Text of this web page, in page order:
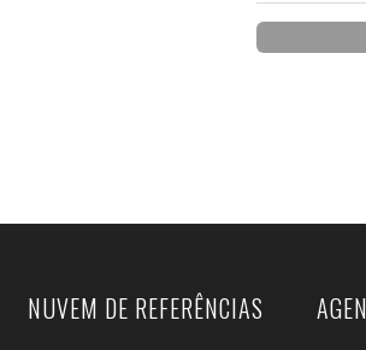
NUVEM DE REFERÊNCIAS